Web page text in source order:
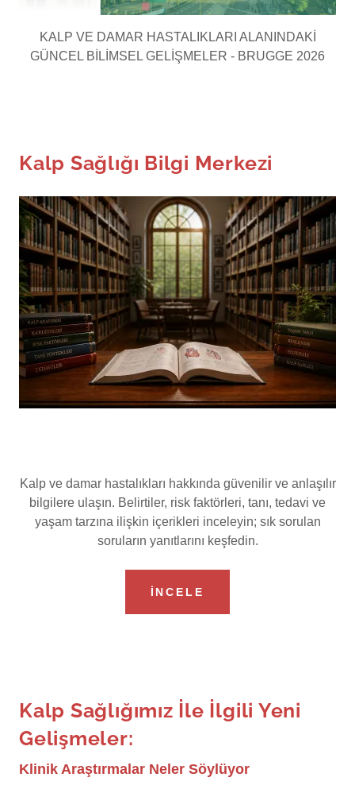
KARDİYOVASKÜLER RİSK YÖNETİMİ - MADRİD 2026
bilgilere ulaşın. Belirtiler, risk faktörleri, tanı, tedavi ve
yaşam tarzına ilişkin içerikleri inceleyin; sık sorulan
soruların yanıtlarını keşfedin.
İNCELE
Gelişmeler:
Klinik Araştırmalar Neler Söylüyor